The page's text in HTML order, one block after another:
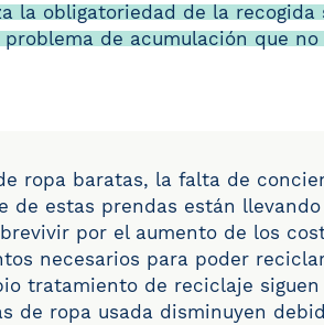
la obligatoriedad de la recogida
de acumulación que
ropa baratas, la falta de
de estas prendas están
por el aumento de los
necesarios para poder
tratamiento de reciclaje
de ropa usada disminuyen